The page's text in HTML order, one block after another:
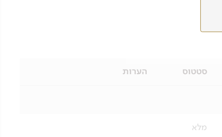
סטטוס הערות
מלא